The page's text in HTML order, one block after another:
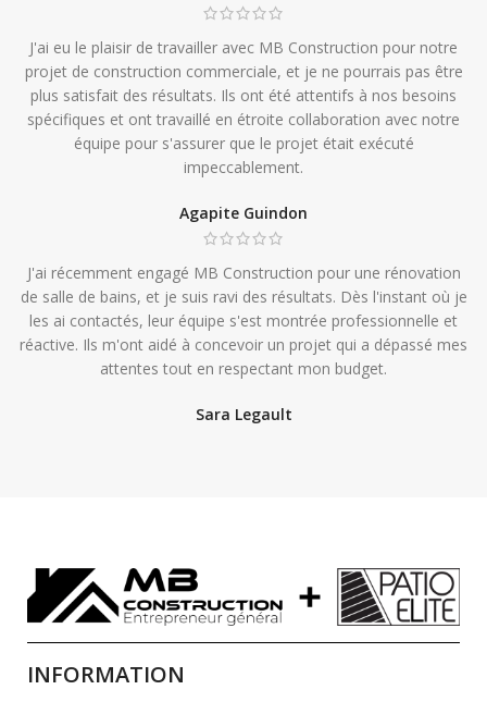
J'ai eu le plaisir de travailler avec MB Construction pour notre
projet de construction commerciale, et je ne pourrais pas être
plus satisfait des résultats. Ils ont été attentifs à nos besoins
spécifiques et ont travaillé en étroite collaboration avec notre
équipe pour s'assurer que le projet était exécuté
impeccablement.
Agapite Guindon
J'ai récemment engagé MB Construction pour une rénovation
de salle de bains, et je suis ravi des résultats. Dès l'instant où je
les ai contactés, leur équipe s'est montrée professionnelle et
réactive. Ils m'ont aidé à concevoir un projet qui a dépassé mes
attentes tout en respectant mon budget.
Sara Legault
INFORMATION